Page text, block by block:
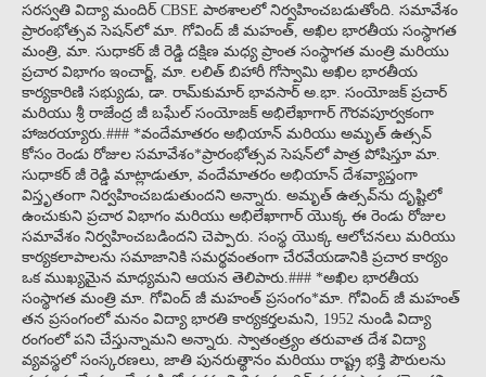
సరస్వతి విద్యా మందిర్ CBSE పాఠశాలలో నిర్వహించబడుతోంది. సమావేశం
ప్రారంభోత్సవ సెషన్‌లో మా. గోవింద్ జీ మహంత్, అఖిల భారతీయ సంస్థాగత
మంత్రి, మా. సుధాకర్ జీ రెడ్డి దక్షిణ మధ్య ప్రాంత సంస్థాగత మంత్రి మరియు
ప్రచార విభాగం ఇంచార్జ్, మా. లలిత్ బిహారీ గోస్వామి అఖిల భారతీయ
కార్యకారిణి సభ్యుడు, డా. రామ్‌కుమార్ భావసార్ అ.భా. సంయోజక్ ప్రచార్
మరియు శ్రీ రాజేంద్ర జీ బఘేల్ సంయోజక్ అభిలేఖాగార్ గౌరవపూర్వకంగా
హాజరయ్యారు.### *వందేమాతరం అభియాన్ మరియు అమృత్ ఉత్సవ్
కోసం రెండు రోజుల సమావేశం*ప్రారంభోత్సవ సెషన్‌లో పాత్ర పోషిస్తూ మా.
సుధాకర్ జీ రెడ్డి మాట్లాడుతూ, వందేమాతరం అభియాన్ దేశవ్యాప్తంగా
విస్తృతంగా నిర్వహించబడుతుందని అన్నారు. అమృత్ ఉత్సవ్‌ను దృష్టిలో
ఉంచుకుని ప్రచార విభాగం మరియు అభిలేఖాగార్ యొక్క ఈ రెండు రోజుల
సమావేశం నిర్వహించబడిందని చెప్పారు. సంస్థ యొక్క ఆలోచనలు మరియు
కార్యకలాపాలను సమాజానికి సమర్థవంతంగా చేరవేయడానికి ప్రచార కార్యం
ఒక ముఖ్యమైన మాధ్యమని ఆయన తెలిపారు.### *అఖిల భారతీయ
సంస్థాగత మంత్రి మా. గోవింద్ జీ మహంత్ ప్రసంగం*మా. గోవింద్ జీ మహంత్
తన ప్రసంగంలో మనం విద్యా భారతి కార్యకర్తలమని, 1952 నుండి విద్యా
రంగంలో పని చేస్తున్నామని అన్నారు. స్వాతంత్ర్యం తరువాత దేశ విద్యా
వ్యవస్థలో సంస్కరణలు, జాతి పునరుత్థానం మరియు రాష్ట్ర భక్తి పౌరులను